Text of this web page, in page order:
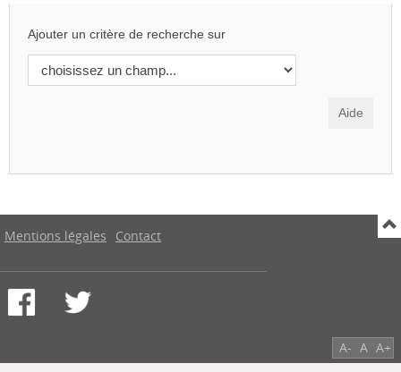
Ajouter un critère de recherche sur
Mentions légales Contact
A- A A+